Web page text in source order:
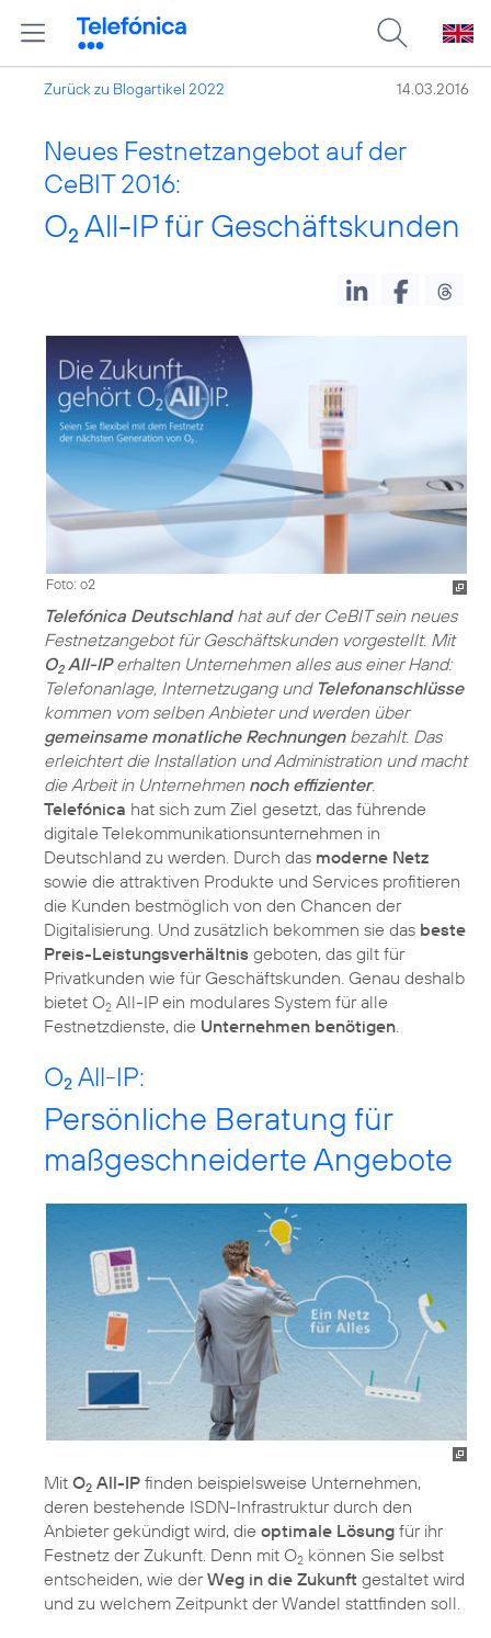
Zurück zu Blogartikel 2022 14.03.2016
Neues Festnetzangebot auf der
CeBIT 2016:
O2 All-IP für Geschäftskunden
Foto: o2
Telefónica Deutschlandhat auf der CeBIT sein neues
Festnetzangebot für Geschäftskunden vorgestellt. Mit
O2All-IPerhalten Unternehmen alles aus einer Hand:
Telefonanlage, Internetzugang und Telefonanschlüsse
kommen vom selben Anbieter und werden über
gemeinsame monatliche Rechnungenbezahlt. Das
erleichtert die Installation und Administration und macht
die Arbeit in Unternehmen noch effizienter.
Telefónica hat sich zum Ziel gesetzt, das führende
digitale Telekommunikationsunternehmen in
Deutschland zu werden. Durch das moderne Netz
sowie die attraktiven Produkte und Services profitieren
die Kunden bestmöglich von den Chancen der
Digitalisierung. Und zusätzlich bekommen sie das beste
Preis-Leistungsverhältnis geboten, das gilt für
Privatkunden wie für Geschäftskunden. Genau deshalb
bietet O2 All-IP ein modulares System für alle
Festnetzdienste, die Unternehmen benötigen
O2 All-IP:
Persönliche Beratung für
maßgeschneiderte Angebote
Mit O2 All-IP finden beispielsweise Unternehmen,
deren bestehende ISDN-Infrastruktur durch den
Anbieter gekündigt wird, die optimale Lösung für ihr
Festnetz der Zukunft. Denn mit O2 können Sie selbst
entscheiden, wie derWeg in die Zukunft gestaltet wird
und zu welchem Zeitpunkt der Wandel stattfinden soll.